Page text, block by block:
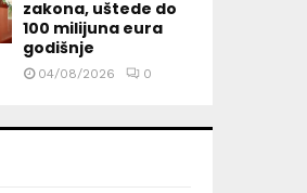
zakona, uštede do
100 milijuna eura
godišnje
04/08/2026 0